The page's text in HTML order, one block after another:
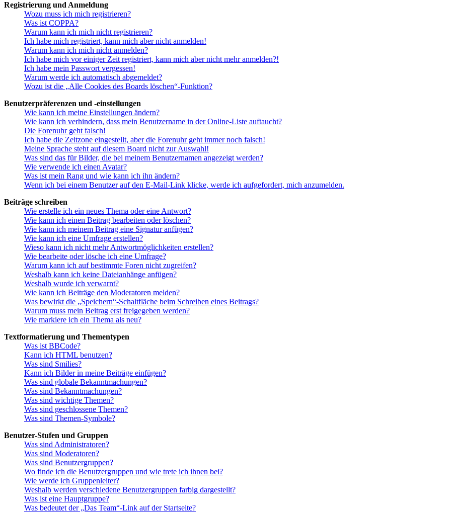
Registrierung und Anmeldung
Wozu muss ich mich registrieren?
Was ist COPPA?
Warum kann ich mich nicht registrieren?
Ich habe mich registriert, kann mich aber nicht anmelden!
Warum kann ich mich nicht anmelden?
Ich habe mich vor einiger Zeit registriert, kann mich aber nicht mehr anmelden?!
Ich habe mein Passwort vergessen!
Warum werde ich automatisch abgemeldet?
Wozu ist die „Alle Cookies des Boards löschen“-Funktion?
Benutzerpräferenzen und -einstellungen
Wie kann ich meine Einstellungen ändern?
Wie kann ich verhindern, dass mein Benutzername in der Online-Liste auftaucht?
Die Forenuhr geht falsch!
Ich habe die Zeitzone eingestellt, aber die Forenuhr geht immer noch falsch!
Meine Sprache steht auf diesem Board nicht zur Auswahl!
Was sind das für Bilder, die bei meinem Benutzernamen angezeigt werden?
Wie verwende ich einen Avatar?
Was ist mein Rang und wie kann ich ihn ändern?
Wenn ich bei einem Benutzer auf den E-Mail-Link klicke, werde ich aufgefordert, mich anzumelden.
Beiträge schreiben
Wie erstelle ich ein neues Thema oder eine Antwort?
Wie kann ich einen Beitrag bearbeiten oder löschen?
Wie kann ich meinem Beitrag eine Signatur anfügen?
Wie kann ich eine Umfrage erstellen?
Wieso kann ich nicht mehr Antwortmöglichkeiten erstellen?
Wie bearbeite oder lösche ich eine Umfrage?
Warum kann ich auf bestimmte Foren nicht zugreifen?
Weshalb kann ich keine Dateianhänge anfügen?
Weshalb wurde ich verwarnt?
Wie kann ich Beiträge den Moderatoren melden?
Was bewirkt die „Speichern“-Schaltfläche beim Schreiben eines Beitrags?
Warum muss mein Beitrag erst freigegeben werden?
Wie markiere ich ein Thema als neu?
Textformatierung und Thementypen
Was ist BBCode?
Kann ich HTML benutzen?
Was sind Smilies?
Kann ich Bilder in meine Beiträge einfügen?
Was sind globale Bekanntmachungen?
Was sind Bekanntmachungen?
Was sind wichtige Themen?
Was sind geschlossene Themen?
Was sind Themen-Symbole?
Benutzer-Stufen und Gruppen
Was sind Administratoren?
Was sind Moderatoren?
Was sind Benutzergruppen?
Wo finde ich die Benutzergruppen und wie trete ich ihnen bei?
Wie werde ich Gruppenleiter?
Weshalb werden verschiedene Benutzergruppen farbig dargestellt?
Was ist eine Hauptgruppe?
Was bedeutet der „Das Team“-Link auf der Startseite?